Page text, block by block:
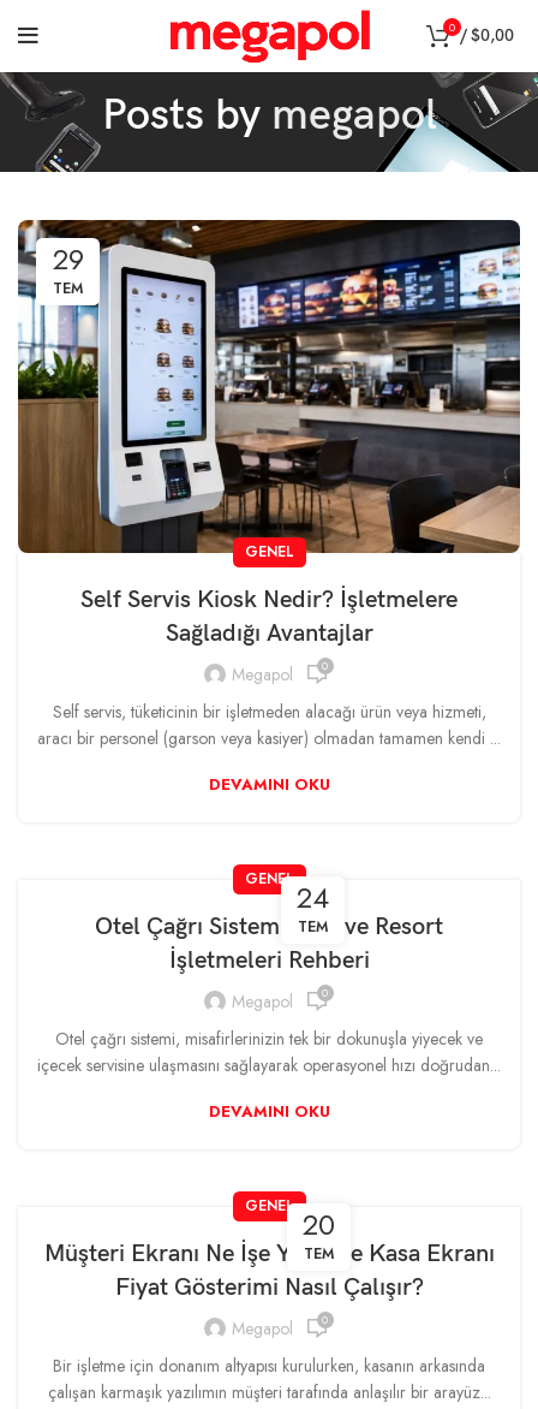
0 /$0,00
Posts by megapol
29
TEM
GENEL
Self Servis Kiosk Nedir? İşletmelere
Sağladığı Avantajlar
Megapol 0
Self servis, tüketicinin bir işletmeden alacağı ürün veya hizmeti,
aracı bir personel (garson veya kasiyer) olmadan tamamen kendi ...
DEVAMINI OKU
24
TEM
GENEL
Otel Çağrı Sistemi: Plaj ve Resort
İşletmeleri Rehberi
Megapol 0
Otel çağrı sistemi, misafirlerinizin tek bir dokunuşla yiyecek ve
içecek servisine ulaşmasını sağlayarak operasyonel hızı doğrudan...
DEVAMINI OKU
20
TEM
GENEL
Müşteri Ekranı Ne İşe Yarar ve Kasa Ekranı
Fiyat Gösterimi Nasıl Çalışır?
Megapol 0
Bir işletme için donanım altyapısı kurulurken, kasanın arkasında
çalışan karmaşık yazılımın müşteri tarafında anlaşılır bir arayüz...